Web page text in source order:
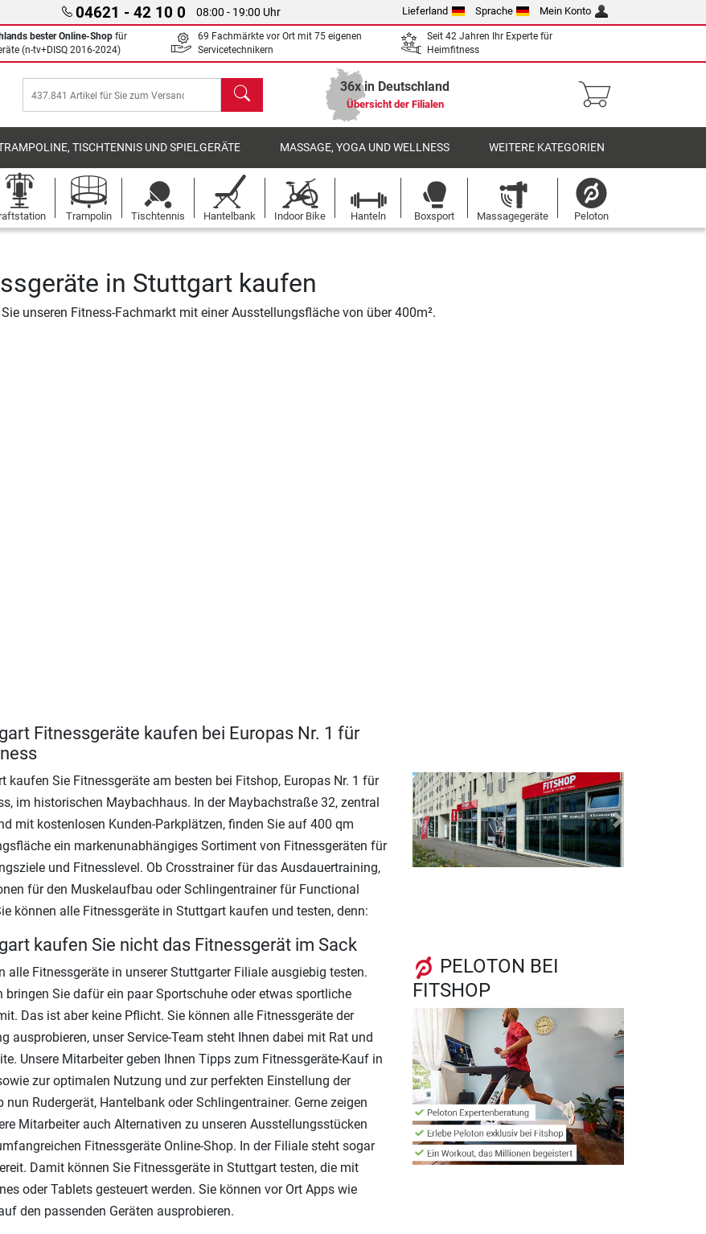
04621 - 42 10 0 08:00 - 19:00 Uhr Lieferland Sprache Mein Konto
bester Online-Shop für
(n-tv+DISQ 2016-2024)
69 Fachmärkte vor Ort mit 75 eigenen
Servicetechnikern
Seit 42 Jahren Ihr Experte für
Heimfitness
Suchen 36x in Deutschland
Übersicht der Filialen
TISCHTENNIS UND SPIELGERÄTE MASSAGE, YOGA UND WELLNESS WEITERE KATEGORIEN
Trampolin Tischtennis Hantelbank Indoor Bike Hanteln Boxsport Massagegeräte Peloton
in Stuttgart kaufen
unseren Fitness-Fachmarkt mit einer Ausstellungsfläche von über 400m².
Fitnessgeräte kaufen bei Europas Nr. 1 für
kaufen Sie Fitnessgeräte am besten bei Fitshop, Europas Nr. 1 für
im historischen Maybachhaus. In der Maybachstraße 32, zentral
mit kostenlosen Kunden-Parkplätzen, finden Sie auf 400 qm
ein markenunabhängiges Sortiment von Fitnessgeräten für
und Fitnesslevel. Ob Crosstrainer für das Ausdauertraining,
für den Muskelaufbau oder Schlingentrainer für Functional
können alle Fitnessgeräte in Stuttgart kaufen und testen, denn:
kaufen Sie nicht das Fitnessgerät im Sack
alle Fitnessgeräte in unserer Stuttgarter Filiale ausgiebig testen.
bringen Sie dafür ein paar Sportschuhe oder etwas sportliche
Das ist aber keine Pflicht. Sie können alle Fitnessgeräte der
ausprobieren, unser Service-Team steht Ihnen dabei mit Rat und
Unsere Mitarbeiter geben Ihnen Tipps zum Fitnessgeräte-Kauf in
zur optimalen Nutzung und zur perfekten Einstellung der
nun Rudergerät, Hantelbank oder Schlingentrainer. Gerne zeigen
Mitarbeiter auch Alternativen zu unseren Ausstellungsstücken
Fitnessgeräte Online-Shop. In der Filiale steht sogar
Damit können Sie Fitnessgeräte in Stuttgart testen, die mit
oder Tablets gesteuert werden. Sie können vor Ort Apps wie
den passenden Geräten ausprobieren.
Previous Next
PELOTON BEI
FITSHOP